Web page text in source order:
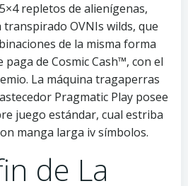
repletos de alienígenas,
OVNIs wilds, que
de la misma forma
de Cosmic Cash™, con el
La máquina tragaperras
Pragmatic Play posee
juego estándar, cual estriba
manga larga iv símbolos.
de La